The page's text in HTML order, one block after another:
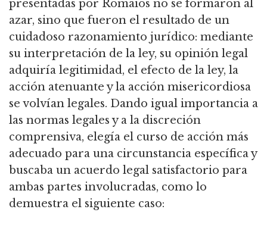
presentadas por Romaios no se formaron al
azar, sino que fueron el resultado de un
cuidadoso razonamiento jurídico: mediante
su interpretación de la ley, su opinión legal
adquiría legitimidad, el efecto de la ley, la
acción atenuante y la acción misericordiosa
se volvían legales. Dando igual importancia a
las normas legales y a la discreción
comprensiva, elegía el curso de acción más
adecuado para una circunstancia específica y
buscaba un acuerdo legal satisfactorio para
ambas partes involucradas, como lo
demuestra el siguiente caso: